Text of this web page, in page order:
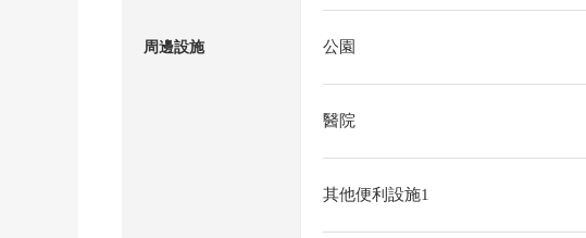
周邊設施 公園
醫院
其他便利設施1